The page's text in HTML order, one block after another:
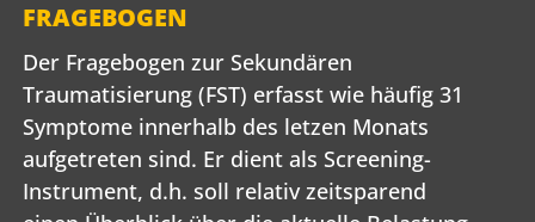
FRAGEBOGEN
Der Fragebogen zur Sekundären
Traumatisierung (FST) erfasst wie häufig 31
Symptome innerhalb des letzen Monats
aufgetreten sind. Er dient als Screening-
Instrument, d.h. soll relativ zeitsparend